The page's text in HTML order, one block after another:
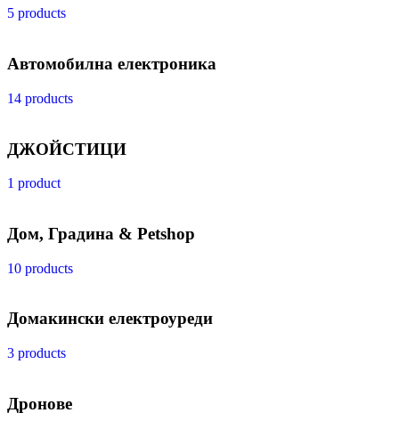
5 products
Автомобилна електроника
14 products
ДЖОЙСТИЦИ
1 product
Дом, Градина & Petshop
10 products
Домакински електроуреди
3 products
Дронове